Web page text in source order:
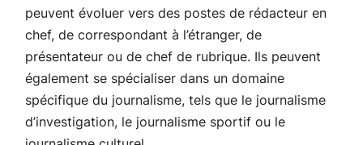
peuvent évoluer vers des postes de rédacteur en
chef, de correspondant à l’étranger, de
présentateur ou de chef de rubrique. Ils peuvent
également se spécialiser dans un domaine
spécifique du journalisme, tels que le journalisme
d’investigation, le journalisme sportif ou le